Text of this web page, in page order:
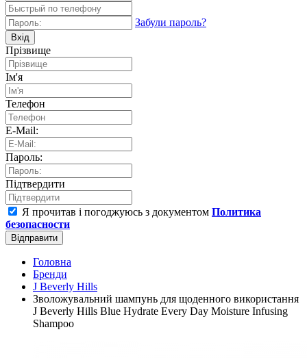
Забули пароль?
Вхід
Прізвище
Ім'я
Телефон
E-Mail:
Пароль:
Підтвердити
Я прочитав і погоджуюсь з документом Политика
безопасности
Відправити
Головна
Бренди
J Beverly Hills
Зволожувальний шампунь для щоденного використання
J Beverly Hills Blue Hydrate Every Day Moisture Infusing
Shampoo